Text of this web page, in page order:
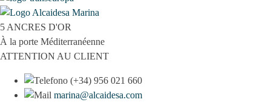
5 ANCRES D'OR
À la porte Méditerranéenne
ATTENTION AU CLIENT
(+34) 956 021 660
marina@alcaidesa.com